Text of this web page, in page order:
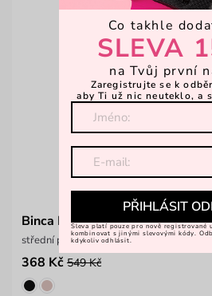
Binca Pink
střední prošívaná peněženka
368 Kč 549 Kč
Co takhle
SLEVA
na Tvůj první
Zaregistrujte se k
aby Ti už nic neuteklo, a
PŘIHLÁSIT
Sleva platí pouze pro nově registrované
kombinovat s jinými slevovými kódy.
kdykoliv odhlásit.